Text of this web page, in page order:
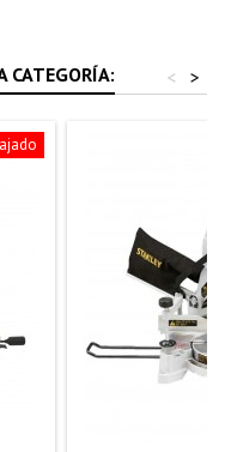
CATEGORÍA: >
<